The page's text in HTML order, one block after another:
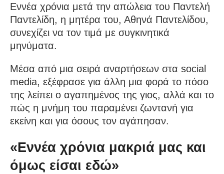
Εννέα χρόνια μετά την απώλεια του Παντελή
Παντελίδη, η μητέρα του, Αθηνά Παντελίδου,
συνεχίζει να τον τιμά με συγκινητικά
μηνύματα.
Μέσα από μια σειρά αναρτήσεων στα social
media, εξέφρασε για άλλη μια φορά το πόσο
της λείπει ο αγαπημένος της γιος, αλλά και το
πώς η μνήμη του παραμένει ζωντανή για
εκείνη και για όσους τον αγάπησαν.
«Εννέα χρόνια μακριά μας και
όμως είσαι εδώ»